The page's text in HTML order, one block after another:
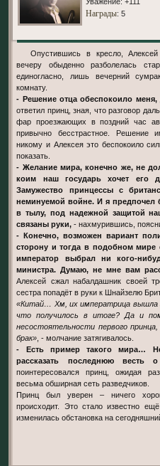
Награды: 5
Опустившись в кресло, Алексей негромко стукнул тростью – к
вечеру обыденно разболелась
единогласно, лишь вечерний
комнату.
- Решение отца обеспокоило меня,
ответил принц, зная, что разговор
фар проезжающих в поздний час
привычно бесстрастное. Решение
никому и Алексея это беспокоило
показать.
- Желание мира, конечно же, не
коим наш государь хочет его
Замужество принцессы с
неминуемой войне. И я предпочел
в тылу, под надежной защитой
связаны руки, - нахмурившись,
- Конечно, возможен вариант
сторону и тогда в подобном
император выбрал ни кого-
министра. Думаю, не мне вам
Алексей сжал набалдашник своей
сестра попадёт в руки к Шнайзелю
«Китай… Хм, их императрица вышла
что получилось в итоге? Да и
несостоятельности первого
брак», - молчание затягивалось.
- Есть пример такого мира…
рассказать последнюю весть
поинтересовался принц, ожидая
весьма обширная сеть разведчиков.
Принц был уверен – ничего
происходит. Это стало известно
изменилась обстановка на